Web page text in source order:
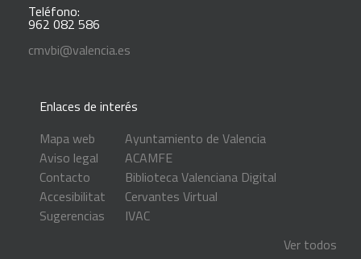
Teléfono:
962 082 586
cmvbi@valencia.es
Enlaces de interés
Mapa web
Aviso legal
Contacto
Accesibilitat
Sugerencias
Ayuntamiento de Valencia
ACAMFE
Biblioteca Valenciana Digital
Cervantes Virtual
IVAC
Ver todos